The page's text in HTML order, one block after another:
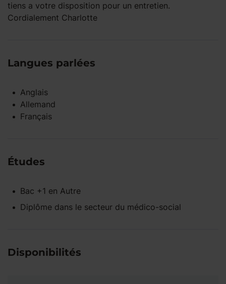
tiens a votre disposition pour un entretien.
Cordialement Charlotte
Langues parlées
Anglais
Allemand
Français
Études
Bac +1 en Autre
Diplôme dans le secteur du médico-social
Disponibilités